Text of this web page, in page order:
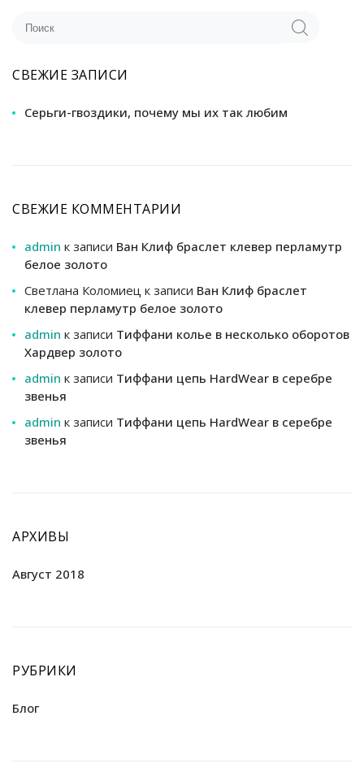
СВЕЖИЕ ЗАПИСИ
Серьги-гвоздики, почему мы их так любим
СВЕЖИЕ КОММЕНТАРИИ
admin к записи Ван Клиф браслет клевер перламутр
белое золото
Светлана Коломиец к записи Ван Клиф браслет
клевер перламутр белое золото
admin к записи Тиффани колье в несколько оборотов
Хардвер золото
admin к записи Тиффани цепь HardWear в серебре
звенья
admin к записи Тиффани цепь HardWear в серебре
звенья
АРХИВЫ
Август 2018
РУБРИКИ
Блог